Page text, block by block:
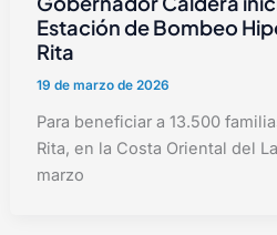
Estación de Bombeo
Rita
19 de marzo de 2026
Para beneficiar a 13.500
Rita, en la Costa Oriental del
marzo